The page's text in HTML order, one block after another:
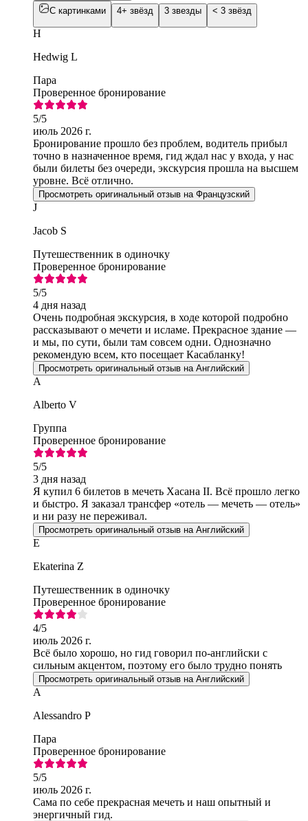
С картинками 4+ звёзд 3 звезды < 3 звёзд
H
Hedwig L
Пара
Проверенное бронирование
5/5
июль 2026 г.
Бронирование прошло без проблем, водитель прибыл
точно в назначенное время, гид ждал нас у входа, у нас
были билеты без очереди, экскурсия прошла на высшем
уровне. Всё отлично.
Просмотреть оригинальный отзыв на Французский
J
Jacob S
Путешественник в одиночку
Проверенное бронирование
5/5
4 дня назад
Очень подробная экскурсия, в ходе которой подробно
рассказывают о мечети и исламе. Прекрасное здание —
и мы, по сути, были там совсем одни. Однозначно
рекомендую всем, кто посещает Касабланку!
Просмотреть оригинальный отзыв на Английский
A
Alberto V
Группа
Проверенное бронирование
5/5
3 дня назад
Я купил 6 билетов в мечеть Хасана II. Всё прошло легко
и быстро. Я заказал трансфер «отель — мечеть — отель»
и ни разу не переживал.
Просмотреть оригинальный отзыв на Английский
E
Ekaterina Z
Путешественник в одиночку
Проверенное бронирование
4/5
июль 2026 г.
Всё было хорошо, но гид говорил по-английски с
сильным акцентом, поэтому его было трудно понять
Просмотреть оригинальный отзыв на Английский
A
Alessandro P
Пара
Проверенное бронирование
5/5
июль 2026 г.
Сама по себе прекрасная мечеть и наш опытный и
энергичный гид.